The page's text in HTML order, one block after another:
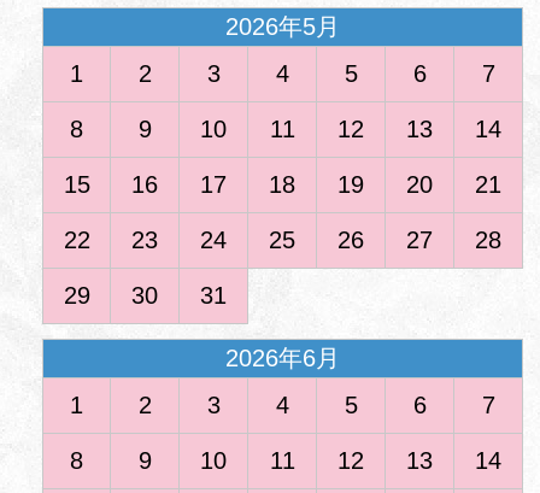
2026年5月
1
2 3 4 5 6 7
8 9 10 11 12 13 14
15 16 17 18 19 20 21
22 23 24 25 26 27 28
29 30 31
2026年6月
1
2 3 4 5 6 7
8 9 10 11 12 13 14